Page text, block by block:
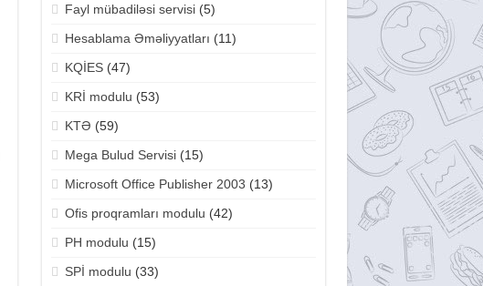
Fayl mübadiləsi servisi(5)
Hesablama Əməliyyatları (11)
KQİES(47)
KRİ modulu (53)
KTƏ (59)
Mega Bulud Servisi(15)
Microsoft Office Publisher 2003 (13)
Ofis proqramları modulu (42)
PH modulu (15)
SPİ modulu (33)